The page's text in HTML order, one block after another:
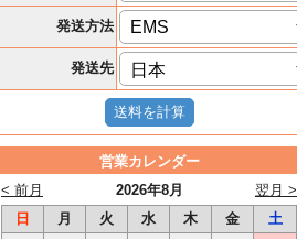
発送方法
発送先
営業カレンダー
2026年8月
< 前月
翌月 >
日
月 火 水 木 金
土